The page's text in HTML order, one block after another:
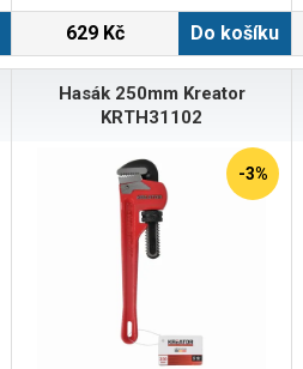
629 Kč Do košíku
Hasák 250mm Kreator
KRTH31102
-3%